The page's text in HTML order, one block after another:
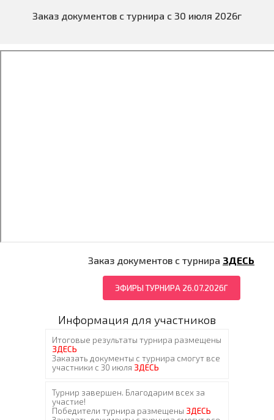
Заказ документов с турнира с 30 июля 2026г
Заказ документов с турнира ЗДЕСЬ
ЭФИРЫ ТУРНИРА 26.07.2026Г
Информация для участников